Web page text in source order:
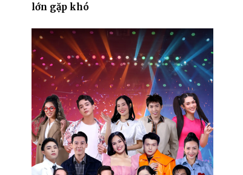
lớn gặp khó